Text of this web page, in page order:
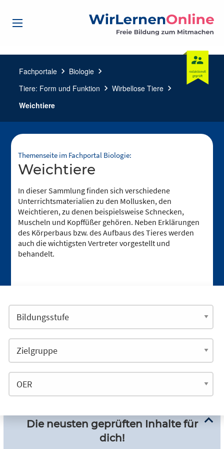
Fachportale chevron_right Biologie chevron_right
Tiere: Form und Funktion chevron_right Wirbellose Tiere chevron_right
Weichtiere
Themenseite im Fachportal Biologie:
Weichtiere
In dieser Sammlung finden sich verschiedene
Unterrichtsmaterialien zu den Mollusken, den
Weichtieren, zu denen beispielsweise Schnecken,
Muscheln und Kopffüßer gehören. Neben Erklärungen
des Körperbaus bzw. des Aufbaus des Tieres werden
auch die wichtigsten Vertreter vorgestellt und
behandelt.
Die neusten geprüften Inhalte für
dich!